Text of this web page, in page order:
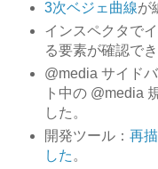
3次ベジェ曲線が
インスペクタで
る要素が確認で
@media サイド
ト中の @media
した。
開発ツール： 再
した 。